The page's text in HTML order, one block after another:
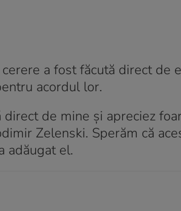
a fost făcută direct
acordul lor.
direct de mine și apreciez
Zelenski. Sperăm că
adăugat el.